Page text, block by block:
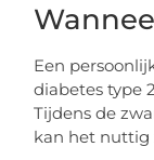
Een
diabetes type
Tijdens de
kan het nuttig